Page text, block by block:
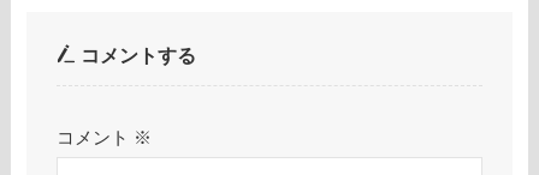
コメントする
コメント ※